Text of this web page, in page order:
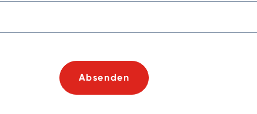
Absenden